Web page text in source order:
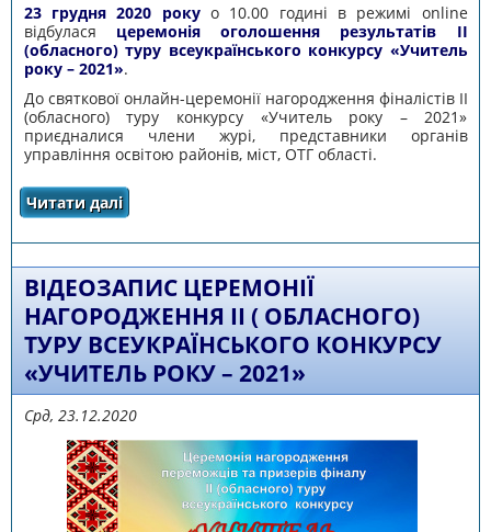
23 грудня 2020 рокуо 10.00 годині в режимі online
відбулася церемонія оголошення результатів ІІ
(обласного) туру всеукраїнського конкурсу «Учитель
року – 2021».
До святкової онлайн-церемонії нагородження фіналістів ІІ
(обласного) туру конкурсу «Учитель року – 2021»
приєдналися члени журі, представники органів
управління освітою районів, міст, ОТГ області.
Читати далі
ТУРУ ВСЕУКРАЇНСЬКОГО КОНКУРСУ «УЧИТЕЛЬ
РОКУ – 2021»
ВІДЕОЗАПИС ЦЕРЕМОНІЇ
НАГОРОДЖЕННЯ ІІ ( ОБЛАСНОГО)
ТУРУ ВСЕУКРАЇНСЬКОГО КОНКУРСУ
«УЧИТЕЛЬ РОКУ – 2021»
Срд, 23.12.2020